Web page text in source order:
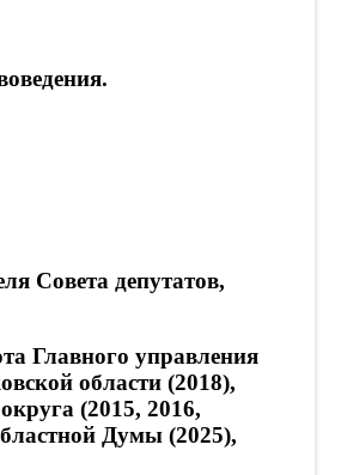
Совета депутатов,
Главного управления
области (2018),
(2015, 2016,
Думы (2025),